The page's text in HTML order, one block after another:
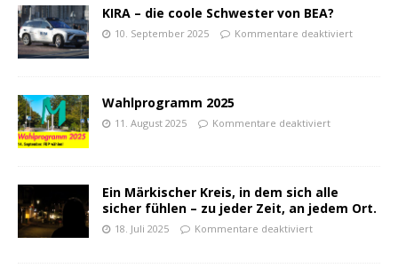
KIRA – die coole Schwester von BEA?
10. September 2025 Kommentare deaktiviert
Wahlprogramm 2025
11. August 2025 Kommentare deaktiviert
Ein Märkischer Kreis, in dem sich alle
sicher fühlen – zu jeder Zeit, an jedem Ort.
18. Juli 2025 Kommentare deaktiviert